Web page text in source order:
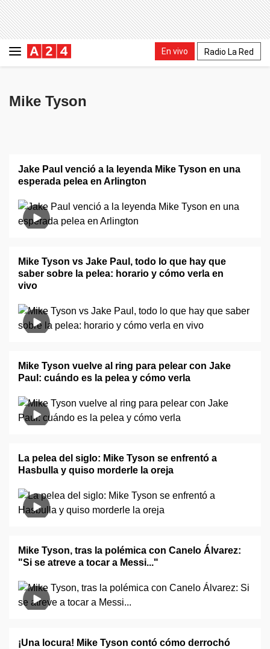
En vivo Radio La Red
Mike Tyson
Jake Paul venció a la leyenda Mike Tyson en una
esperada pelea en Arlington
Mike Tyson vs Jake Paul, todo lo que hay que
saber sobre la pelea: horario y cómo verla en
vivo
Mike Tyson vuelve al ring para pelear con Jake
Paul: cuándo es la pelea y cómo verla
La pelea del siglo: Mike Tyson se enfrentó a
Hasbulla y quiso morderle la oreja
Mike Tyson, tras la polémica con Canelo Álvarez:
"Si se atreve a tocar a Messi..."
¡Una locura! Mike Tyson contó cómo derrochó